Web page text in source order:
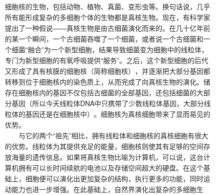
细胞核的生物，包括动物、植物、真菌、变形虫等。换句话说，几乎
所有能形成复杂的多细胞个体的生物都是真核生物。现在，有科学家
提出了一种假说——真核生物是由古细菌演化而来的。在几十亿年前
的某一个瞬间，一个古细菌吞噬了一个细菌，或者说一个古细菌和一
个细菌“融合”为一个新型细胞，结果导致细菌变为细胞中的线粒体，
专门为新型细胞的有氧呼吸提供“服务”。之后，这个新型细胞的后代
又形成了具有核膜的细胞核（简称细胞核），并逐渐把大部分基因都
转移到位于细胞核内的染色质上，从而完成了向真核生物的演化。储
存在细胞核内的基因不仅包括古细菌的全部基因，还包括细菌的大部
分基因（所以今天线粒体DNA中只携带了少数线粒体基因，大部分线
粒体的基因还是在细胞核中）。细胞核为真核细胞带来了显而易见的
优势。
与它的两个“祖先”相比，拥有线粒体和细胞核的真核细胞有很大
的优势。线粒体为其提供充足的能量，细胞核则使其有足够的空间存
放海量的遗传信息。如果将真核生物比喻为计算机，可以说，这台计
算机拥有可以长时间续航的电池以及存储空间超大的硬盘。在这个基
础上，细胞便可以演化出更加复杂的结构，执行更多的功能，同时运
动能力也进一步增强。在此基础上，自然界演化出复杂的多细胞生